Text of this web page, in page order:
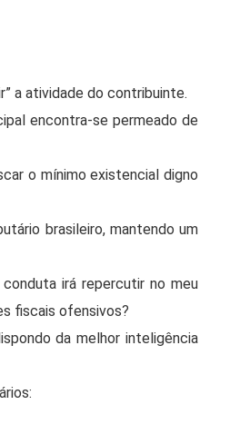
a atividade do contribuinte.
encontra-se permeado de
o mínimo existencial digno
brasileiro, mantendo um
irá repercutir no meu
fiscais ofensivos?
da melhor inteligência